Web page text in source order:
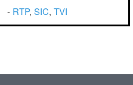
- RTP,SIC,TVI